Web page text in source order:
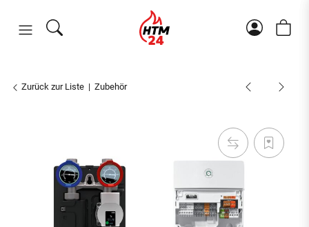
Zurück zur Liste Zubehör